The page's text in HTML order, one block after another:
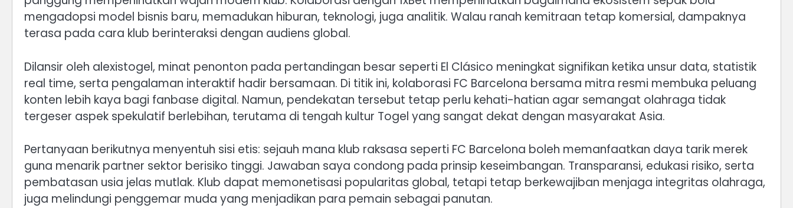
mengadopsi model bisnis baru, memadukan hiburan, teknologi, juga analitik. Walau ranah kemitraan tetap komersial, dampaknya
terasa pada cara klub berinteraksi dengan audiens global.
Dilansir oleh alexistogel, minat penonton pada pertandingan besar seperti El Clásico meningkat signifikan ketika unsur data, statistik
real time, serta pengalaman interaktif hadir bersamaan. Di titik ini, kolaborasi FC Barcelona bersama mitra resmi membuka peluang
konten lebih kaya bagi fanbase digital. Namun, pendekatan tersebut tetap perlu kehati-hatian agar semangat olahraga tidak
tergeser aspek spekulatif berlebihan, terutama di tengah kultur Togel yang sangat dekat dengan masyarakat Asia.
Pertanyaan berikutnya menyentuh sisi etis: sejauh mana klub raksasa seperti FC Barcelona boleh memanfaatkan daya tarik merek
guna menarik partner sektor berisiko tinggi. Jawaban saya condong pada prinsip keseimbangan. Transparansi, edukasi risiko, serta
pembatasan usia jelas mutlak. Klub dapat memonetisasi popularitas global, tetapi tetap berkewajiban menjaga integritas olahraga,
juga melindungi penggemar muda yang menjadikan para pemain sebagai panutan.